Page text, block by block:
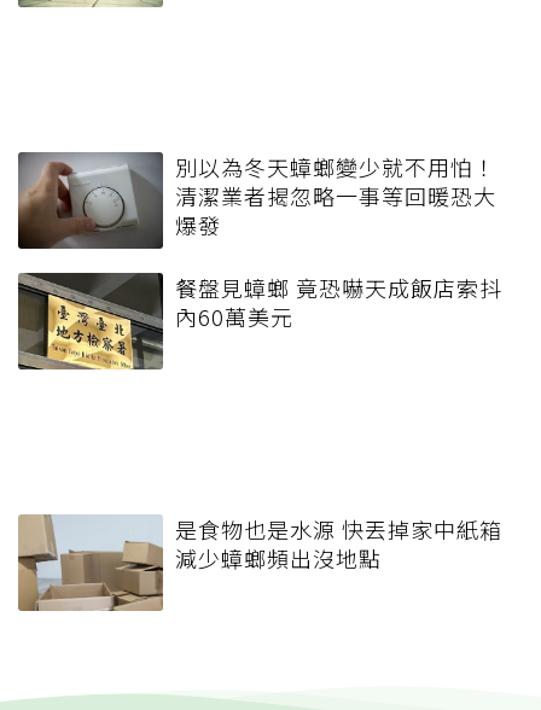
別以為冬天蟑螂變少就不用怕！
清潔業者揭忽略一事等回暖恐大
爆發
餐盤見蟑螂 竟恐嚇天成飯店索抖
內60萬美元
是食物也是水源 快丟掉家中紙箱
減少蟑螂頻出沒地點